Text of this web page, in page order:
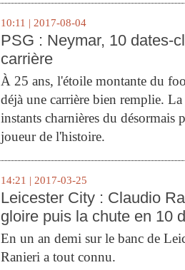
10:11 | 2017-08-04
PSG : Neymar, 10 dates-
carrière
À 25 ans, l'étoile montante du
déjà une carrière bien remplie.
instants charnières du désormais
joueur de l'histoire.
14:21 | 2017-03-25
Leicester City : Claudio
gloire puis la chute en 10
En un an demi sur le banc de
Ranieri a tout connu.